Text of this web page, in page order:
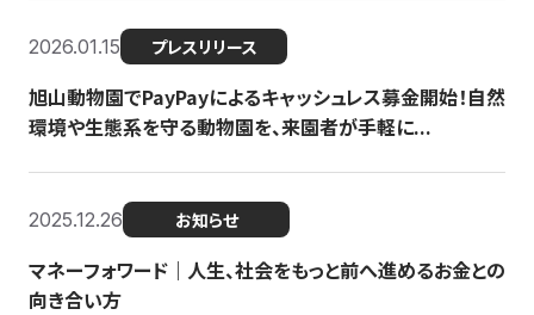
2026.01.15 プレスリリース
旭山動物園でPayPayによるキャッシュレス募金開始！自然
環境や生態系を守る動物園を、来園者が手軽に...
2025.12.26 お知らせ
マネーフォワード｜人生、社会をもっと前へ進めるお金との
向き合い方